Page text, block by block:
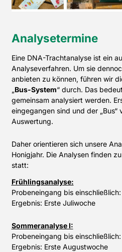
Analysetermine
Eine DNA-Trachtanalyse ist ein
Analyseverfahren. Um sie
anbieten zu können, führen wir
„Bus-System“ durch. Das
gemeinsam analysiert werden.
eingegangen sind und der
Auswertung.
Daher orientieren sich unsere
Honigjahr. Die Analysen finden
statt:
Frühlingsanalyse:
Probeneingang bis
Ergebnis: Erste Juliwoche
Sommeranalyse I:
Probeneingang bis
Ergebnis: Erste Augustwoche